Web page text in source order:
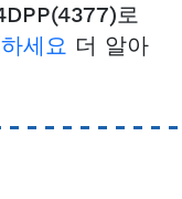
로
세요 더 알아